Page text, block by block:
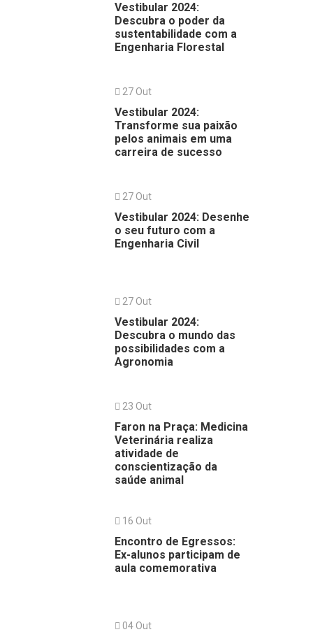
Vestibular 2024:
Descubra o poder da
sustentabilidade com a
Engenharia Florestal
27 Out
Vestibular 2024:
Transforme sua paixão
pelos animais em uma
carreira de sucesso
27 Out
Vestibular 2024: Desenhe
o seu futuro com a
Engenharia Civil
27 Out
Vestibular 2024:
Descubra o mundo das
possibilidades com a
Agronomia
23 Out
Faron na Praça: Medicina
Veterinária realiza
atividade de
conscientização da
saúde animal
16 Out
Encontro de Egressos:
Ex-alunos participam de
aula comemorativa
04 Out